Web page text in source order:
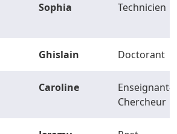
Sophia Technicien
Ghislain Doctorant
Caroline
Enseignant-
Chercheur